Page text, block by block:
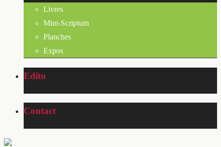
Livres
Mini-Scriptum
Planches
Expos
Edito
Contact